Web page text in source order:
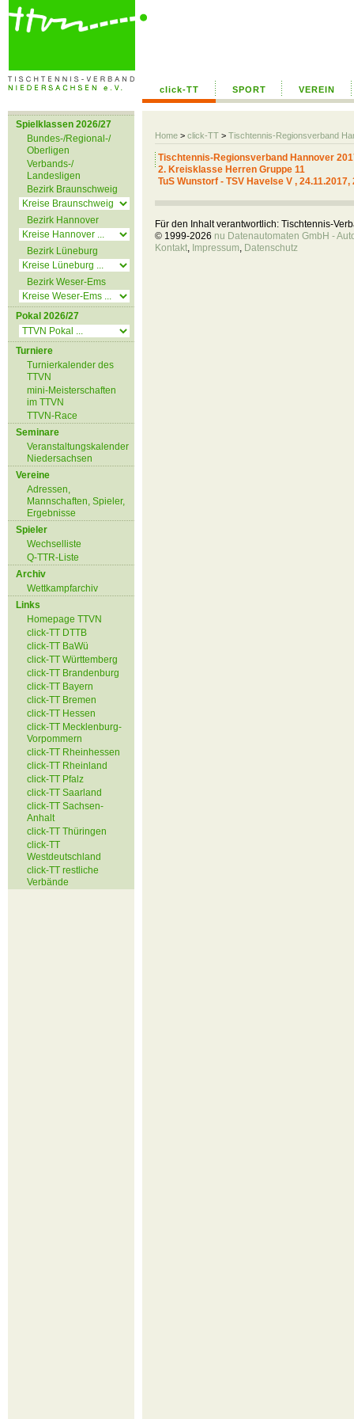
click-TT SPORT VEREIN
Home > click-TT > Tischtennis-Regionsverband
Spielklassen 2026/27
Bundes-/Regional-/
Oberligen
Verbands-/
Landesligen
Bezirk Braunschweig
Bezirk Hannover
Bezirk Lüneburg
Bezirk Weser-Ems
Pokal 2026/27
Turniere
Turnierkalender des
TTVN
mini-Meisterschaften
im TTVN
TTVN-Race
Seminare
Veranstaltungskalender
Niedersachsen
Vereine
Adressen,
Mannschaften, Spieler,
Ergebnisse
Spieler
Wechselliste
Q-TTR-Liste
Archiv
Wettkampfarchiv
Links
Homepage TTVN
click-TT DTTB
click-TT BaWü
click-TT Württemberg
click-TT Brandenburg
click-TT Bayern
click-TT Bremen
click-TT Hessen
click-TT Mecklenburg-
Vorpommern
click-TT Rheinhessen
click-TT Rheinland
click-TT Pfalz
click-TT Saarland
click-TT Sachsen-
Anhalt
click-TT Thüringen
click-TT
Westdeutschland
click-TT restliche
Verbände
Tischtennis-Regionsverband Hannover
2. Kreisklasse Herren Gruppe 11
TuS Wunstorf - TSV Havelse V , 24.11.2017,
Für den Inhalt verantwortlich: Tischtennis-
© 1999-2026 nu Datenautomaten GmbH -
Kontakt, Impressum, Datenschutz